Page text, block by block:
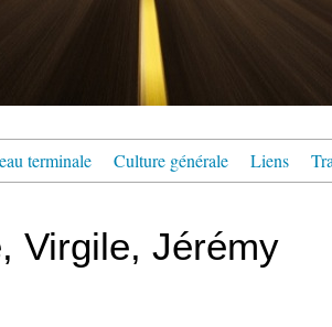
terminale Culture générale Liens
Virgile, Jérémy